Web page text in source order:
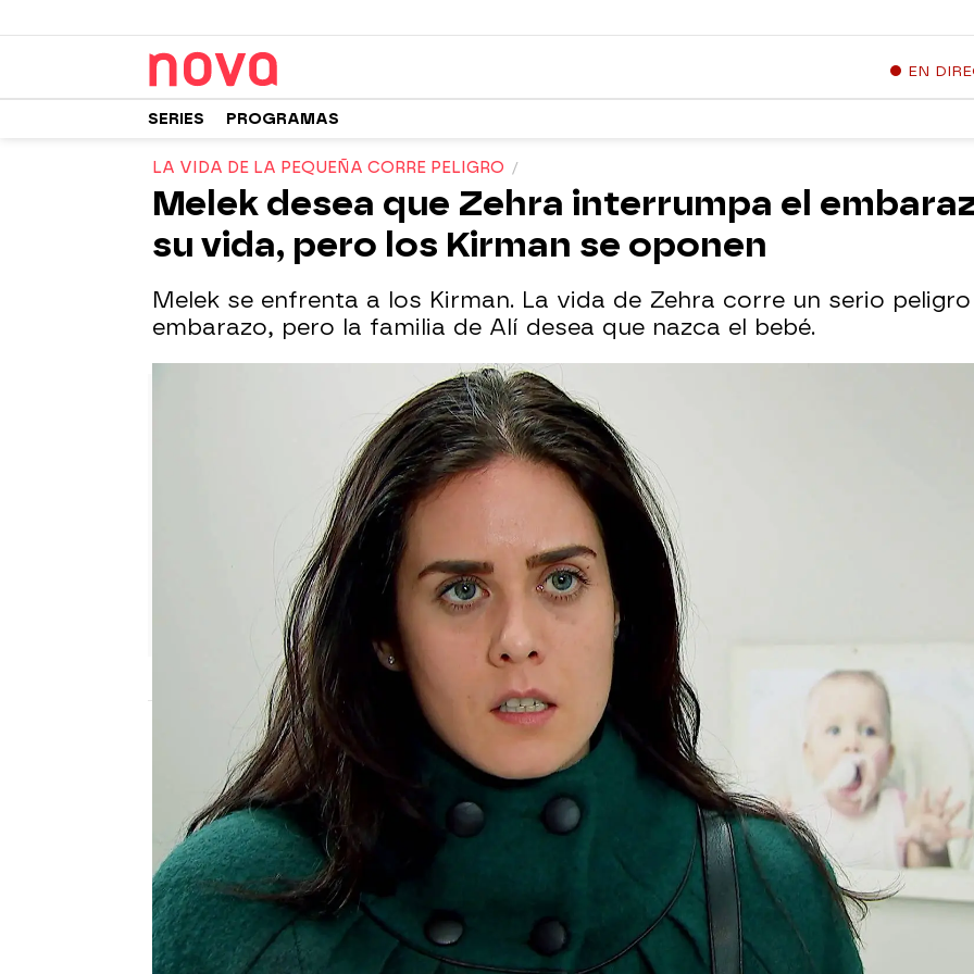
EN
SERIES PROGRAMAS
LA VIDA DE LA PEQUEÑA CORRE PELIGRO
Melek desea que Zehra interrumpa el
su vida, pero los Kirman se oponen
Melek se enfrenta a los Kirman. La vida de Zehra corre un serio
embarazo, pero la familia de Alí desea que nazca el bebé.
Publicado:14 de junio de 2024, 16:30
WhatsappFacebook
X
Zehra se recupera en el hospitaltras pasar unos días vagando
por el bosque para que Devra y su chófer no dieran con su
paradero.
La doctora Zeynep realiza a la pequeña un chequeo médico
para asegurarse que se encuentra en perfecto estado y